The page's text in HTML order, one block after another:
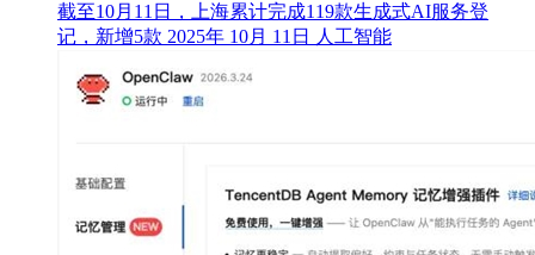
截至10月11日，上海累计完成119款生成式AI服务登
记，新增5款 2025年 10月 11日 人工智能